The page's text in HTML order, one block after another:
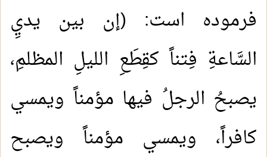
فرموده است: (إن بين يديِ
السَّاعةِ فِتناً كقِطَعِ الليلِ المظلمِ،
يصبحُ الرجلُ فيها مؤمناً ويمسي
كافراً، ويمسي مؤمناً ويصبح